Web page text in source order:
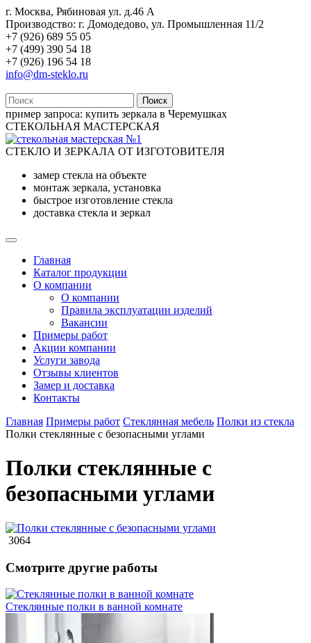
г. Москва, Рябиновая ул. д.46 А
Производство: г. Домодедово, ул. Промышленная 11/2
+7 (926) 689 55 05
+7 (499) 390 54 18
+7 (926) 196 54 18
info@dm-steklo.ru
Поиск
пример запроса: купить зеркала в Черемушках
СТЕКОЛЬНАЯ МАСТЕРСКАЯ
СТЕКЛО И ЗЕРКАЛА ОТ ИЗГОТОВИТЕЛЯ
замер стекла на объекте
монтаж зеркала, установка
быстрое изготовление стекла
доставка стекла и зеркал
Главная
Каталог продукции
О компании
О компании
Правила эксплуатации изделий
Вакансии
Примеры работ
Акции компании
Услуги завода
Отзывы клиентов
Замер и доставка
Контакты
Главная Примеры работ Стеклянная мебель Полки из стекла
Полки стеклянные с безопасными углами
Полки стеклянные с
безопасными углами
3064
Смотрите другие работы
Стеклянные полки в ванной комнате